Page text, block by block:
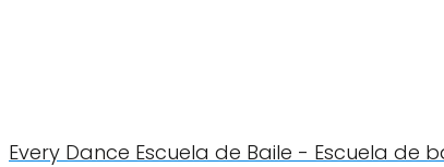
Every Dance Escuela de Baile - Escuela de